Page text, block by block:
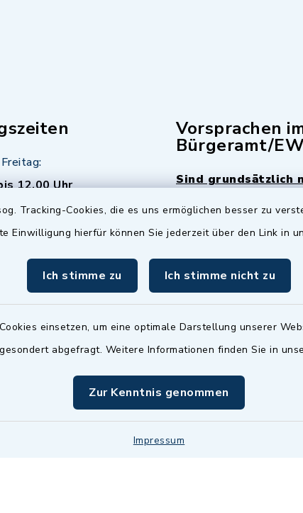
Tracking-Cookies, die es uns ermöglichen besser zu
Einwilligung hierfür können Sie jederzeit über den Link in
Ich stimme zu Ich stimme nicht zu
einsetzen, um eine optimale Darstellung unserer
abgefragt. Weitere Informationen finden Sie in
Zur Kenntnis genommen
Impressum
12.00 Uhr
Uhr - allerdings
Termine sind
fragen Sie den
Sachbearbeiter)
Vorsprachen
Bürgeramt/
Sind grundsätzlich
Mittwochs